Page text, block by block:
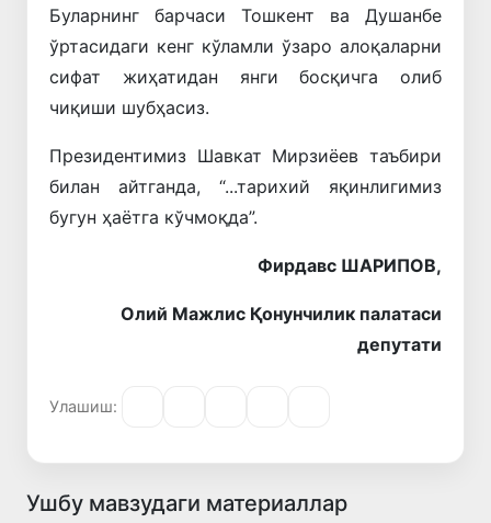
Буларнинг барчаси Тошкент ва Душанбе
ўртасидаги кенг кўламли ўзаро алоқаларни
сифат жиҳатидан янги босқичга олиб
чиқиши шубҳасиз.
Президентимиз Шавкат Мирзиёев таъбири
билан айтганда, “...тарихий яқинлигимиз
бугун ҳаётга кўчмоқда”.
Фирдавс ШАРИПОВ,
Олий Мажлис Қонунчилик палатаси
депутати
Улашиш:
Ушбу мавзудаги материаллар